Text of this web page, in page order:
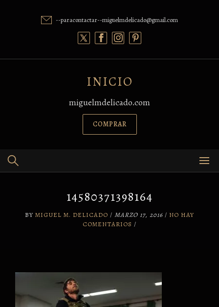
--paracontactar--miguelmdelicado@gmail.com
INICIO
miguelmdelicado.com
COMPRAR
14580371398164
BY MIGUEL M. DELICADO / MARZO 17, 2016 / NO HAY
COMENTARIOS /